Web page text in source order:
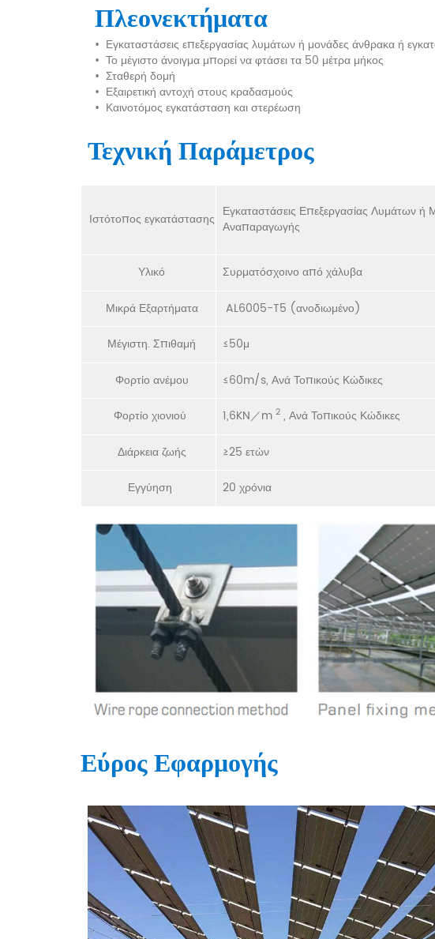
Πλεονεκτήματα
• Εγκαταστάσεις επεξεργασίας λυμάτων ή μονάδες άνθρακα ή
• Το μέγιστο άνοιγμα μπορεί να φτάσει τα 50 μέτρα μήκος
• Σταθερή δομή
• Εξαιρετική αντοχή στους κραδασμούς
• Καινοτόμος εγκατάσταση και στερέωση
Τεχνική Παράμετρος
Ιστότοπος εγκατάστασης Εγκαταστάσεις Επεξεργασίας Λυμάτων
Αναπαραγωγής
Υλικό
Συρματόσχοινο από χάλυβα
Μικρά Εξαρτήματα
AL6005-T5 (ανοδιωμένο)
Μέγιστη. Σπιθαμή
≤50μ
Φορτίο ανέμου
≤60m/s, Ανά Τοπικούς Κώδικες
Φορτίο χιονιού
1,6KN／m 2 , Ανά Τοπικούς Κώδικες
Διάρκεια ζωής
≥25 ετών
Εγγύηση
20 χρόνια
Εύρος Εφαρμογής